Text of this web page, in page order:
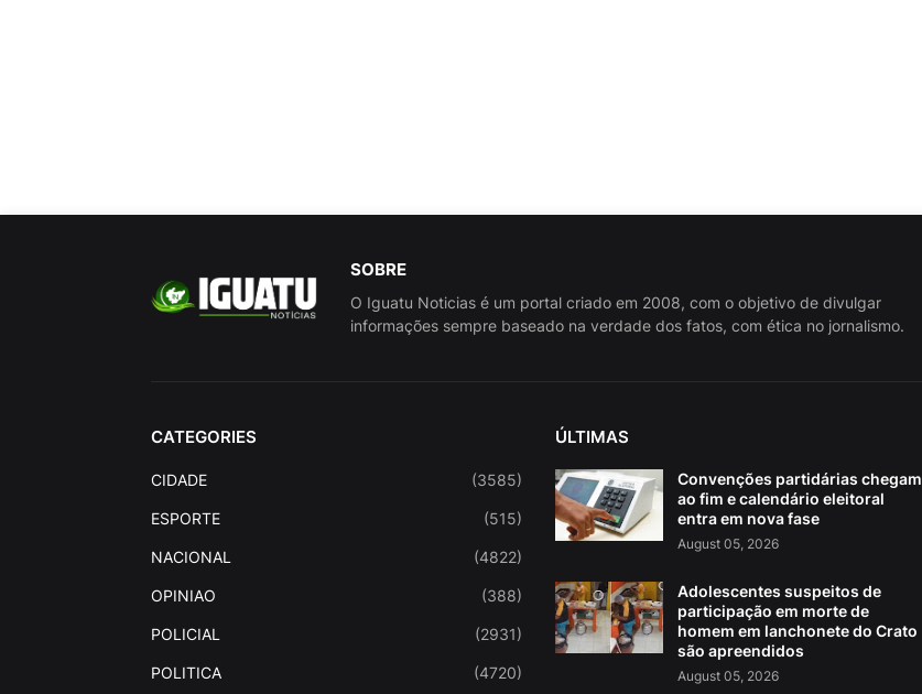
SOBRE
O Iguatu Noticias é um portal criado em 2008, com o objetivo de divulgar
informações sempre baseado na verdade dos fatos, com ética no jornalismo.
CATEGORIES
CIDADE (3585)
ESPORTE (515)
NACIONAL (4822)
OPINIAO (388)
POLICIAL (2931)
POLITICA (4720)
ÚLTIMAS
Convenções partidárias chegam
ao fim e calendário eleitoral
entra em nova fase
August 05, 2026
Adolescentes suspeitos de
participação em morte de
homem em lanchonete do Crato
são apreendidos
August 05, 2026